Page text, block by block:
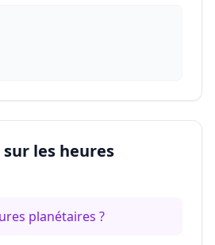
les heures
planétaires ?